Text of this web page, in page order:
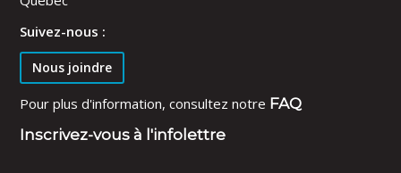
Suivez-nous :
Nous joindre
Pour plus d'information, consultez notre FAQ
Inscrivez-vous à l'infolettre